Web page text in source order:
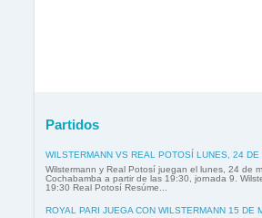
Partidos
WILSTERMANN VS REAL POTOSÍ LUNES, 24 DE
Wilstermann y Real Potosí juegan el lunes, 24 de
Cochabamba a partir de las 19:30, jornada 9.
19:30 Real Potosí Resúme...
ROYAL PARI JUEGA CON WILSTERMANN 15 DE